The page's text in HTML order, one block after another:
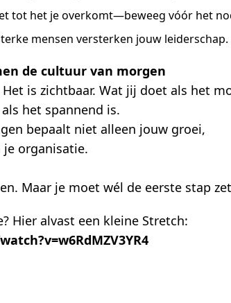
tot het je overkomt—beweeg vóór het
mensen versterken jouw leiderschap.
de cultuur van morgen
is zichtbaar. Wat jij doet als het
het spannend is.
bepaalt niet alleen jouw groei,
je organisatie.
Maar je moet wél de eerste stap
Hier alvast een kleine Stretch: